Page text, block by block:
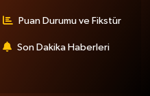
Puan Durumu ve Fikstür
Son Dakika Haberleri